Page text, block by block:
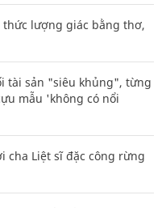
thức lượng giác bằng thơ,
tài sản "siêu khủng", từng
mẫu 'không có nổi
cha Liệt sĩ đặc công rừng